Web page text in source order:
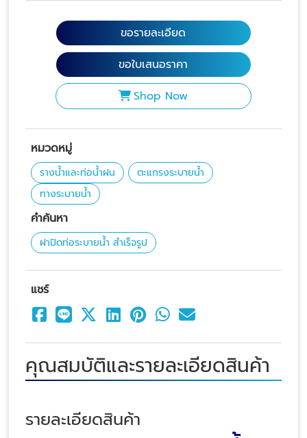
ขอรายละเอียด
ขอใบเสนอราคา
Shop Now
หมวดหมู่
รางน้ำและท่อน้ำฝน
ตะแกรงระบายน้ำ
ทางระบายน้ำ
คำค้นหา
ฝาปิดท่อระบายน้ำ สำเร็จรูป
แชร์
คุณสมบัติและรายละเอียดสินค้า
รายละเอียดสินค้า